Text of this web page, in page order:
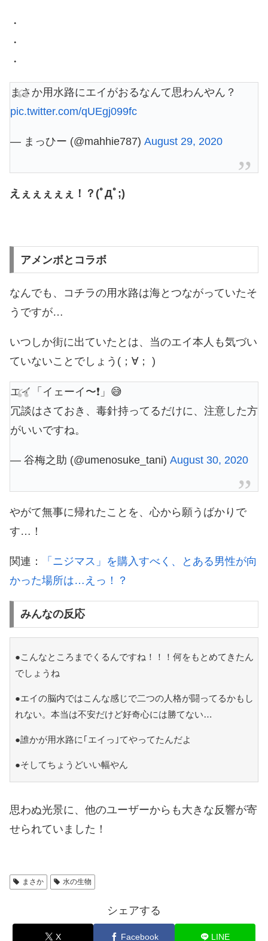
・
・
・
まさか用水路にエイがおるなんて思わんやん？
pic.twitter.com/qUEgj099fc
— まっひー (@mahhie787) August 29, 2020
えぇぇぇぇぇ！？(ﾟДﾟ;)
アメンボとコラボ
なんでも、コチラの用水路は海とつながっていたそ
うですが…
いつしか街に出ていたとは、当のエイ本人も気づい
ていないことでしょう(；∀； )
エイ「イェーイ〜❗️」😅
冗談はさておき、毒針持ってるだけに、注意した方
がいいですね。
— 谷梅之助 (@umenosuke_tani) August 30, 2020
やがて無事に帰れたことを、心から願うばかりで
す…！
関連：
「ニジマス」を購入すべく、とある男性が向
かった場所は…えっ！？
みんなの反応
●こんなところまでくるんですね！！！何をもとめてきたん
でしょうね
●エイの脳内ではこんな感じで二つの人格が闘ってるかもし
れない。本当は不安だけど好奇心には勝てない…
●誰かが用水路に｢エイっ｣てやってたんだよ
●そしてちょうどいい幅やん
思わぬ光景に、他のユーザーからも大きな反響が寄
せられていました！
まさか 水の生物
シェアする
X Facebook LINE